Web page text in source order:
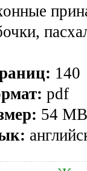
140
pdf
54 MB